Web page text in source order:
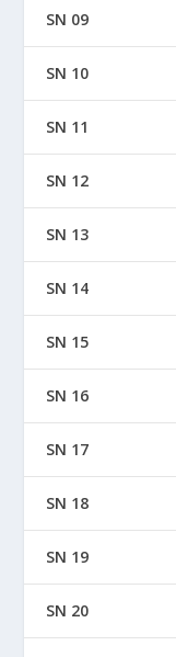
SN 09
SN 10
SN 11
SN 12
SN 13
SN 14
SN 15
SN 16
SN 17
SN 18
SN 19
SN 20